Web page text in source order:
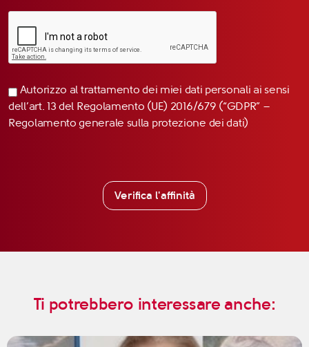
Autorizzo al trattamento dei miei dati personali ai sensi
dell’art. 13 del Regolamento (UE) 2016/679 (“GDPR” –
Regolamento generale sulla protezione dei dati)
Verifica l'affinità
Ti potrebbero interessare anche: